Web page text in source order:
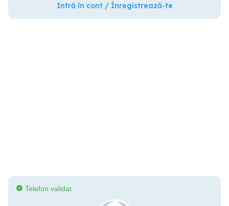
Intră în cont / Înregistrează-te
Telefon validat